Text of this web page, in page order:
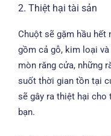
2. Thiệt hại tài sản
Chuột sẽ gặm hầu hết
gồm cả gỗ, kim loại
mòn răng cửa, những
suốt thời gian tồn tại
sẽ gây ra thiệt hại cho
bạn.